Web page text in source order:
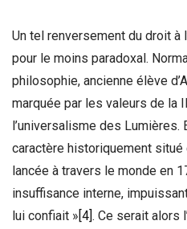
Un tel renversement du droit
pour le moins paradoxal.
philosophie, ancienne élève
marquée par les valeurs de la
l’universalisme des Lumières.
caractère historiquement situé
lancée à travers le monde en
insuffisance interne,
lui confiait »[4]. Ce serait alors